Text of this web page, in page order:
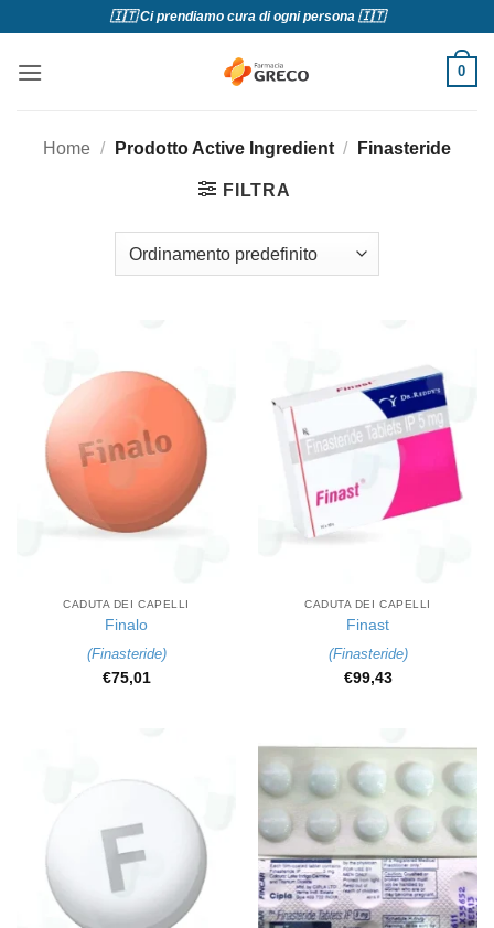
contenuti
🇮🇹 Ci prendiamo cura di ogni persona 🇮🇹
0
Home / Prodotto Active Ingredient / Finasteride
FILTRA
CADUTA DEI CAPELLI
Finalo
(Finasteride)
€75,01
CADUTA DEI CAPELLI
Finast
(Finasteride)
€99,43